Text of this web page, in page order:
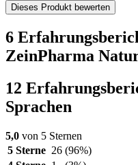
Dieses Produkt bewerten
6
ZeinPharma
12
Sprachen
5,0 von 5 Sternen
5 Sterne 26 (96%)